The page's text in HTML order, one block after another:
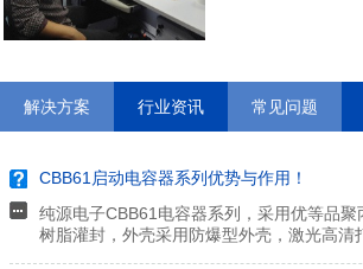
解决方案 行业资讯 常见问题
CBB61启动电容器系列优势与作用！
纯源电子CBB61电容器系列，采用优等品
树脂灌封，外壳采用防爆型外壳，激光高清